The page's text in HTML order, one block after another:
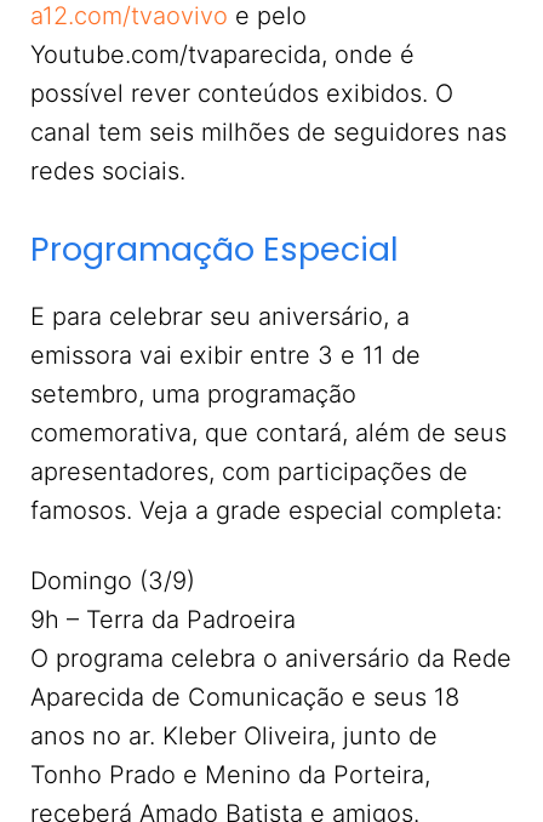
a12.com/tvaovivo e pelo
Youtube.com/tvaparecida, onde é
possível rever conteúdos exibidos. O
canal tem seis milhões de seguidores nas
redes sociais.
Programação Especial
E para celebrar seu aniversário, a
emissora vai exibir entre 3 e 11 de
setembro, uma programação
comemorativa, que contará, além de seus
apresentadores, com participações de
famosos. Veja a grade especial completa:
Domingo (3/9)
9h – Terra da Padroeira
O programa celebra o aniversário da Rede
Aparecida de Comunicação e seus 18
anos no ar. Kleber Oliveira, junto de
Tonho Prado e Menino da Porteira,
receberá Amado Batista e amigos.